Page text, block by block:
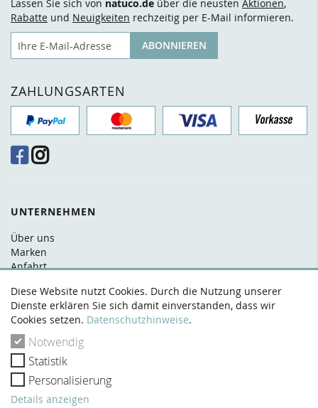
Diese Website nutzt Cookies. Durch die Nutzung unserer
Dienste erklären Sie sich damit einverstanden, dass wir
Cookies setzen. Datenschutzhinweise.
Notwendig
Statistik
Personalisierung
Details anzeigen
Lassen Sie sich von natuco.de über die neusten Aktionen,
Rabatte und Neuigkeiten rechzeitig per E-Mail informieren.
ABONNIEREN
ZAHLUNGSARTEN
UNTERNEHMEN
Über uns
Marken
Anfahrt
Kontakt
RECHTLICHES
AGB
Datenschutz
Widerrufsrecht
Zahlung & Versand
Impressum